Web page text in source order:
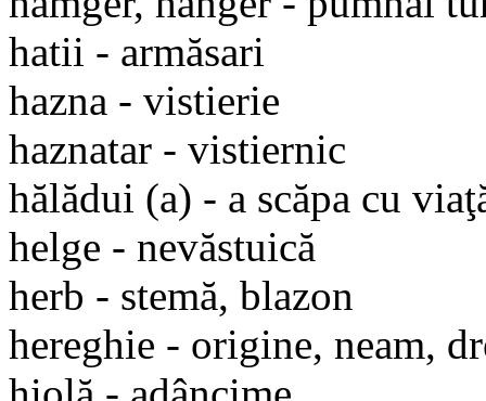
hatii - armăsari
hazna - vistierie
haznatar - vistiernic
hălădui (a) - a scăpa cu
helge - nevăstuică
herb - stemă, blazon
hereghie - origine, neam,